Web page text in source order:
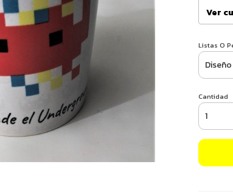
Ver
Listas O
Cantidad